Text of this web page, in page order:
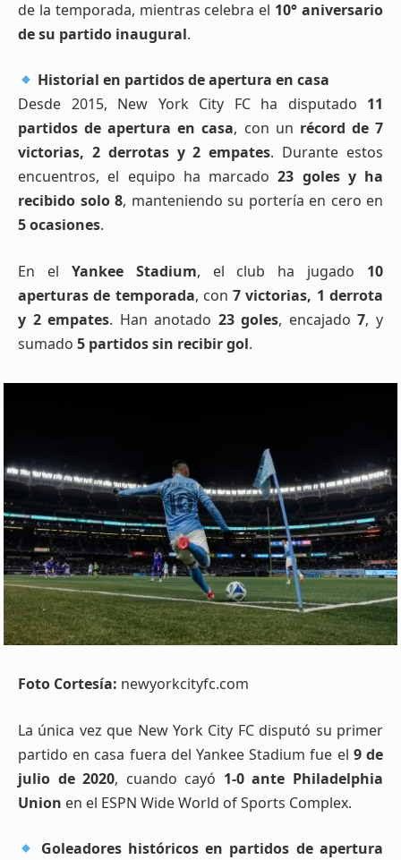
de la temporada, mientras celebra el 10° aniversario
de su partido inaugural.
Historial en partidos de apertura en casa
Desde 2015, New York City FC ha disputado 11
partidos de apertura en casa, con un récord de 7
victorias, 2 derrotas y 2 empates. Durante estos
encuentros, el equipo ha marcado23 goles y ha
recibido solo 8, manteniendo su portería en cero en
5 ocasiones.
En el Yankee Stadium, el club ha jugado 10
aperturas de temporada, con7 victorias, 1 derrota
y 2 empates. Han anotado 23 goles, encajado7, y
sumado 5 partidos sin recibir gol.
Foto Cortesía: newyorkcityfc.com
La única vez que New York City FC disputó su primer
partido en casa fuera del Yankee Stadium fue el 9 de
julio de 2020, cuando cayó 1-0 ante Philadelphia
Union en el ESPN Wide World of Sports Complex.
Goleadores históricos en partidos de apertura